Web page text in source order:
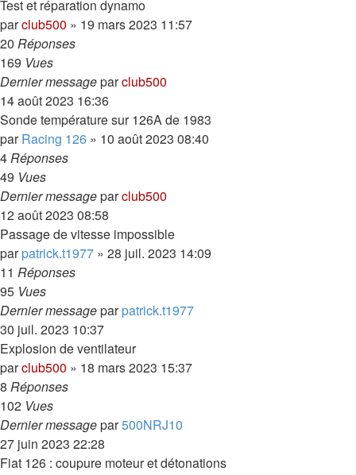
Test et réparation dynamo
parclub500 » 19 mars 2023 11:57
20 Réponses
169 Vues
Dernier messageparclub500
14 août 2023 16:36
Sonde température sur 126A de 1983
parRacing 126 » 10 août 2023 08:40
4Réponses
49 Vues
Dernier messageparclub500
12 août 2023 08:58
Passage de vitesse impossible
parpatrick.t1977 » 28 juil. 2023 14:09
11 Réponses
95 Vues
Dernier messageparpatrick.t1977
30 juil. 2023 10:37
Explosion de ventilateur
parclub500 » 18 mars 2023 15:37
8 Réponses
102 Vues
Dernier messagepar500NRJ10
27 juin 2023 22:28
Fiat 126 : coupure moteur et détonations